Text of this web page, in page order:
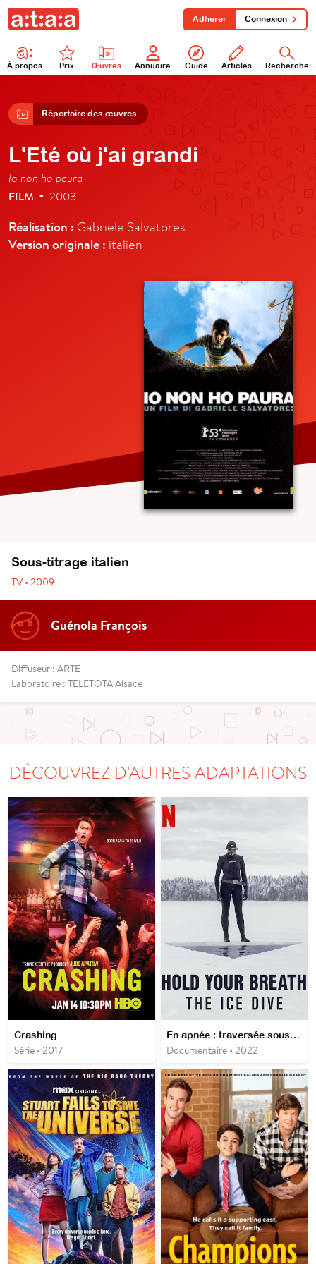
À propos Prix Œuvres Annuaire Guide Articles Recherche
Adhérer Connexion
Répertoire des œuvres
L'Eté où j'ai grandi
Io non ho paura
FILM • 2003
Réalisation : Gabriele Salvatores
Version originale : italien
Sous-titrage italien
TV • 2009
Guénola François
Diffuseur : ARTE
Laboratoire : TELETOTA Alsace
DÉCOUVREZ D'AUTRES ADAPTATIONS
Crashing
Série • 2017
En apnée : traversée sous la glace
Documentaire • 2022